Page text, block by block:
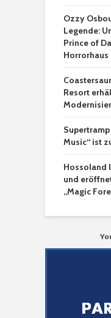
Ozzy
Legende:
Prince of
Horrorhaus
Resort
Music“ ist
Hossoland
und
„Magic